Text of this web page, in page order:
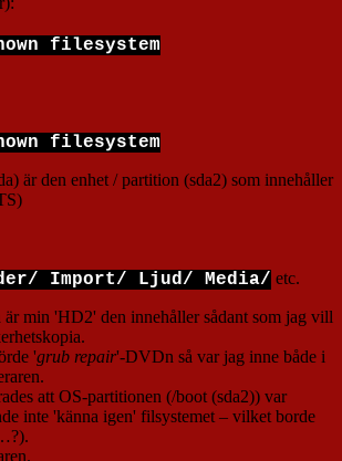
filesystem
filesystem
är den enhet / partition (sda2) som innehåller
Import/ Ljud/ Media/ etc.
är min 'HD2' den innehåller sådant som jag vill
'grub repair'-DVDn så var jag inne både i
att OS-partitionen (/boot (sda2)) var
inte 'känna igen' filsystemet – vilket borde